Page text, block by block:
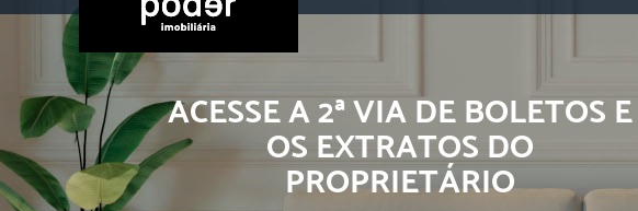
ACESSE A 2ª VIA DE BOLETOS E
OS EXTRATOS DO
PROPRIETÁRIO